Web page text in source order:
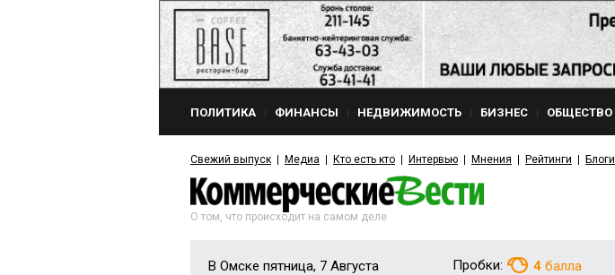
ПОЛИТИКА ФИНАНСЫ НЕДВИЖИМОСТЬ БИЗНЕС ОБЩЕСТВО
Свежий выпуск Медиа Кто есть кто Интервью Мнения Рейтинги Блоги
О том, что происходит на самом деле
В Омске пятница, 7 Августа Пробки: 4 балла